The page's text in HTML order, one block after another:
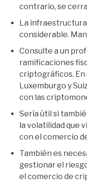
contrario, se
La
considerable.
Consulte a un
ramificaciones
criptográficos. En
Luxemburgo y
con las
Sería útil si
la volatilidad que
con el comercio
También es
gestionar el
el comercio de